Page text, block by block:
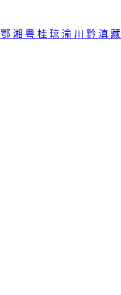
鄂 湘 粤 桂 琼 渝 川 黔 滇 藏